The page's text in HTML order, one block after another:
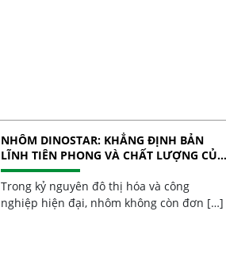
NHÔM DINOSTAR: KHẲNG ĐỊNH BẢN
LĨNH TIÊN PHONG VÀ CHẤT LƯỢNG CỦA
NHÔM VIỆT
Trong kỷ nguyên đô thị hóa và công
nghiệp hiện đại, nhôm không còn đơn […]